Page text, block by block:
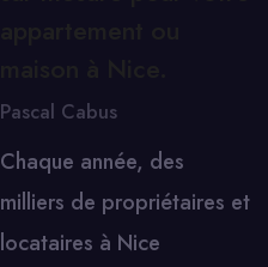
Pascal Cabus
Chaque année, des
milliers de propriétaires et
locataires à Nice